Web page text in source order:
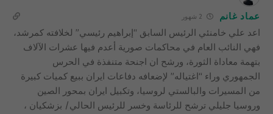
عماد غانم
اعد علي خامنئي الرئيس السابق “إبراهيم رئيسي” لخلافته كمرشد،
فهي النائب العام في محاكمات صورية أعدم فيها عشرات الآلاف
بتهمة معاداة الثورة، ورشح ان اجنحة متنفذة في الحرس
الجمهوري وراء “اغتياله” لإضعافه دفاعات ايران ببيع كميات كبيرة
من المسيرات والبالستي لروسيا، وتكبيل ايران بمحور الصين
وروسيا جليلي ترشح للرئاسة وخسر للرئيس الحالي/ بزشكيان ،